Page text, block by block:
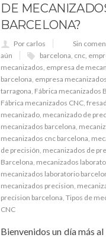
DE
BARCELONA?
Por carlos
Sin
aún
barcelona, cnc,
mecanizados, empresa de
barcelona, empresa mecanizados
tarragona, Fábrica mecanizados
Fábrica mecanizados CNC,
mecanizado, mecanizado de
mecanizados barcelona,
mecanizados cnc barcelona,
de precisión, mecanizados de
Barcelona, mecanizados
mecanizados laboratorio
mecanizados precision,
precision barcelona, Tipos de
CNC
Bienvenidos un día más